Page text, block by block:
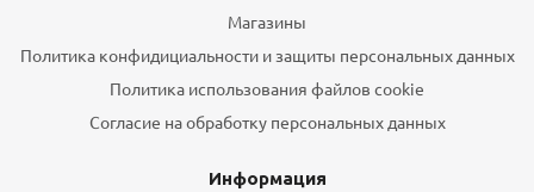
Магазины
Политика конфидициальности и защиты персональных данных
Политика использования файлов cookie
Согласие на обработку персональных данных
Информация